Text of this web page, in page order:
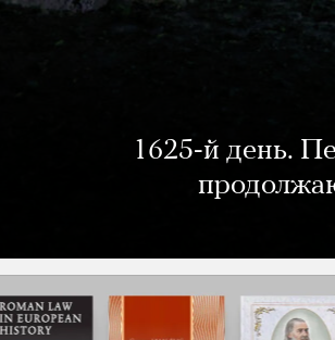
1625-й день.